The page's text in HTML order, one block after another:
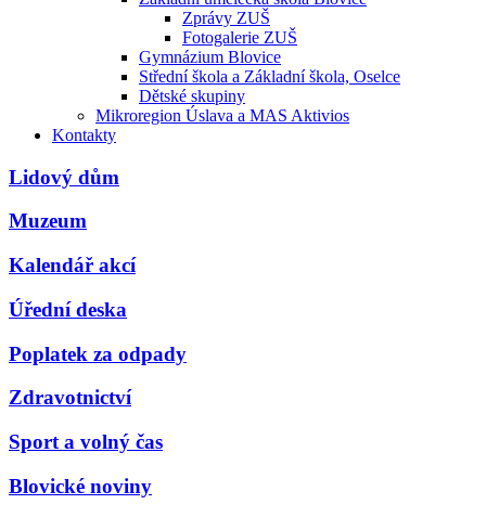
Zprávy ZUŠ
Fotogalerie ZUŠ
Gymnázium Blovice
Střední škola a Základní škola, Oselce
Dětské skupiny
Mikroregion Úslava a MAS Aktivios
Kontakty
Lidový dům
Muzeum
Kalendář akcí
Úřední deska
Poplatek za odpady
Zdravotnictví
Sport a volný čas
Blovické noviny